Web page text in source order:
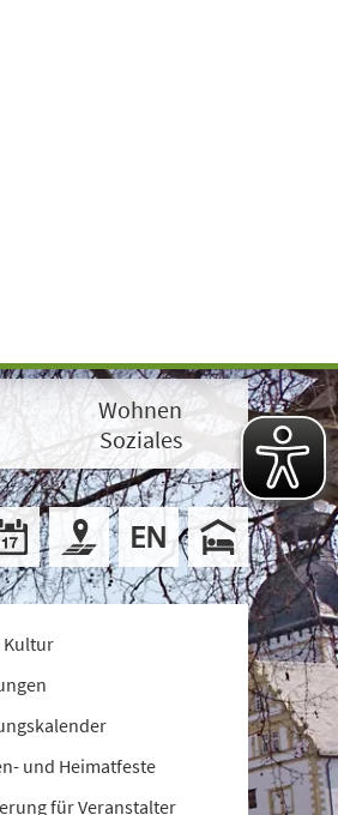
Wohnen
Soziales
Kultur
und Heimatfeste
für Veranstalter